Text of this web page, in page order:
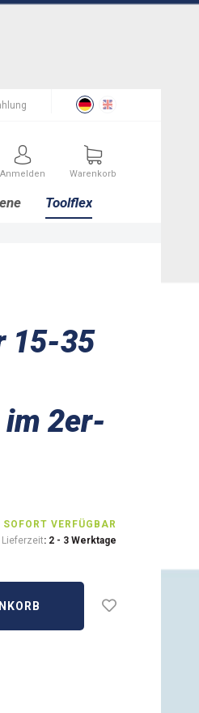
Anmelden Warenkorb
Toolflex
15-35
2er-
SOFORT VERFÜGBAR
Lieferzeit: 2 - 3 Werktage